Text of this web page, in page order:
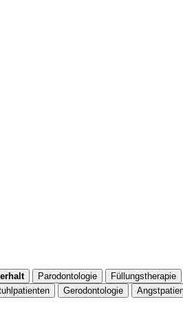
Parodontologie Füllungstherapie
Gerodontologie